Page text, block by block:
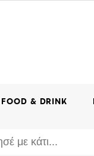
FOOD & DRINK